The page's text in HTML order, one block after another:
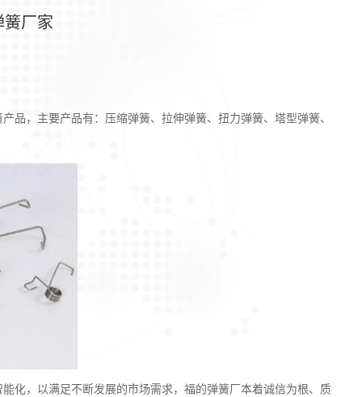
簧厂家
，主要产品有：压缩弹簧、拉伸弹簧、扭力弹簧、塔型弹簧、
，以满足不断发展的市场需求，福的弹簧厂本着诚信为根、质